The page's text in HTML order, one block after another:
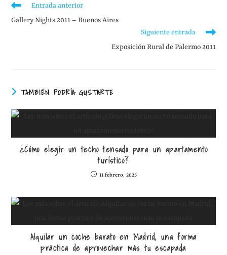
Entrada anterior
Gallery Nights 2011 – Buenos Aires
Siguiente entrada
Exposición Rural de Palermo 2011
TAMBIÉN PODRÍA GUSTARTE
¿Cómo elegir un techo tensado para un apartamento
turístico?
11 febrero, 2025
Alquilar un coche barato en Madrid, una forma
práctica de aprovechar más tu escapada